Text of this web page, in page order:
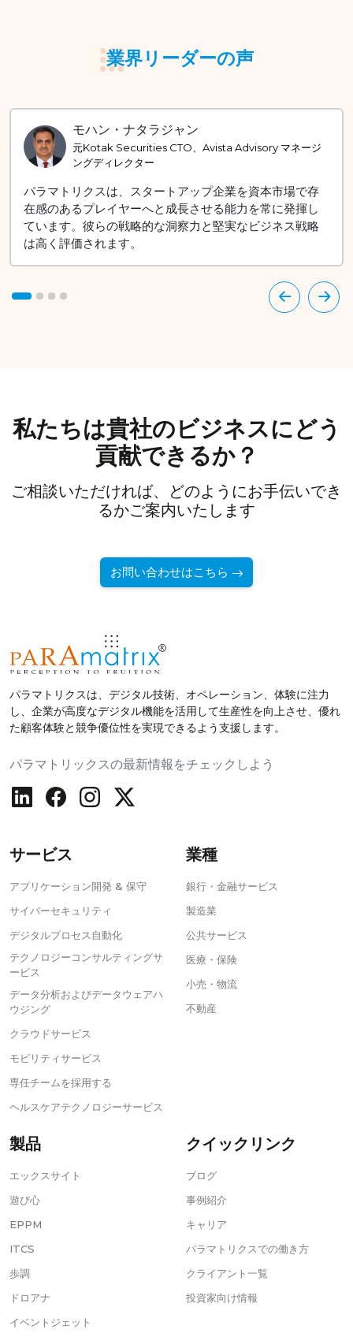
業界リーダーの声
シャンカルソン・バネルジー
元RBL銀行CIO、元NSE CTO
パラマトリクスは、デジタル機能の強化と技術の進化に
強く注力している姿勢が見られます。組織の戦略的ビジ
ョンと先を見据えた取り組みは際立っています。
私たちは貴社のビジネスにどう
貢献できるか？
ご相談いただければ、どのようにお手伝いでき
るかご案内いたします
お問い合わせはこちら
パラマトリクスは、デジタル技術、オペレーション、体験に注力
し、企業が高度なデジタル機能を活用して生産性を向上させ、優れ
た顧客体験と競争優位性を実現できるよう支援します。
パラマトリックスの最新情報をチェックしよう
サービス
アプリケーション開発 & 保守
サイバーセキュリティ
デジタルプロセス自動化
テクノロジーコンサルティングサ
ービス
データ分析およびデータウェアハ
ウジング
クラウドサービス
モビリティサービス
専任チームを採用する
ヘルスケアテクノロジーサービス
業種
銀行・金融サービス
製造業
公共サービス
医療・保険
小売・物流
不動産
製品
エックスサイト
遊び心
EPPM
ITCS
歩調
ドロアナ
イベントジェット
クイックリンク
ブログ
事例紹介
キャリア
パラマトリクスでの働き方
クライアント一覧
投資家向け情報